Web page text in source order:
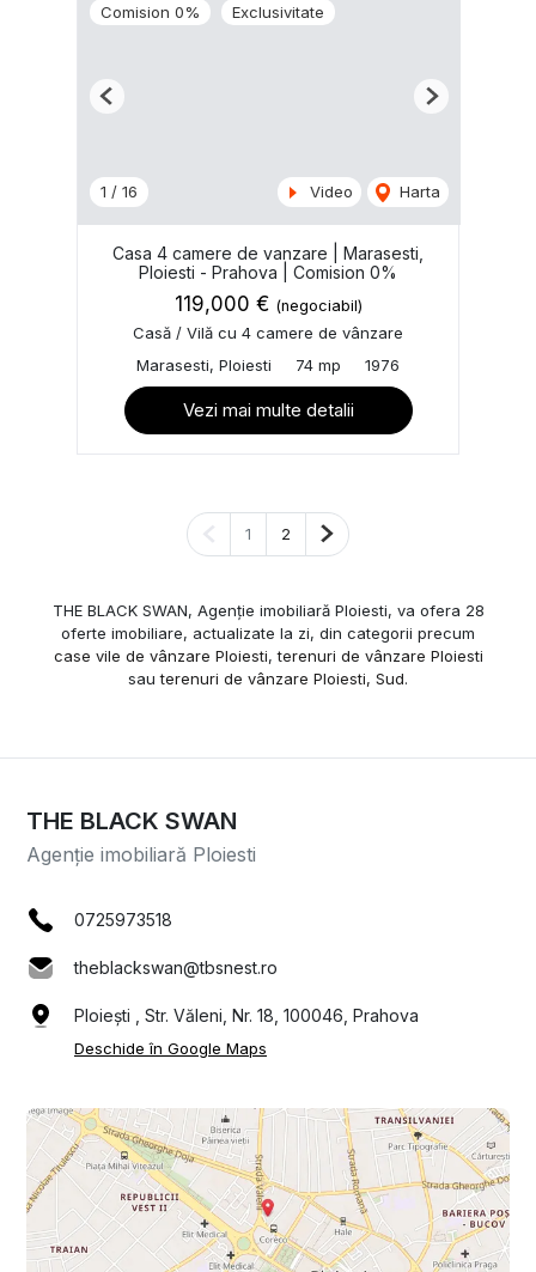
Comision 0% Exclusivitate
1 / 16 Video Harta
Previous Next
Casa 4 camere de vanzare | Marasesti,
Ploiesti - Prahova | Comision 0%
119,000 € (negociabil)
Casă / Vilă cu 4 camere de vânzare
Marasesti, Ploiesti
74 mp 1976
Vezi mai multe detalii
Pagina anterioară
1 2 Pagina următoare
THE BLACK SWAN, Agenție imobiliară Ploiesti, va ofera 28
oferte imobiliare, actualizate la zi, din categorii precum
case vile de vânzare Ploiesti,terenuri de vânzare Ploiesti
sauterenuri de vânzare Ploiesti, Sud.
THE BLACK SWAN
Agenție imobiliară Ploiesti
0725973518
theblackswan@tbsnest.ro
Ploiești , Str. Văleni, Nr. 18, 100046, Prahova
Deschide în Google Maps